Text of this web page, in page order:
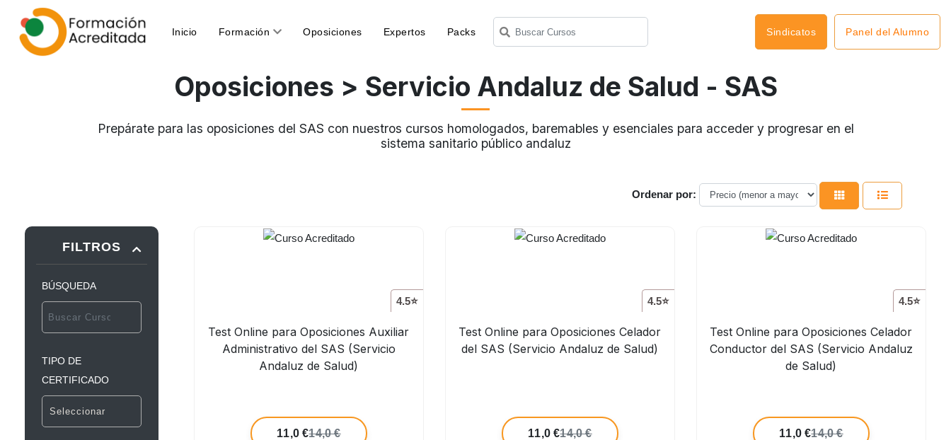
Inicio(current)Formación Oposiciones Expertos Packs Sindicatos Panel del Alumno
Oposiciones > Servicio Andaluz de Salud - SAS
Prepárate para las oposiciones del SAS con nuestros cursos homologados, baremables y esenciales para acceder y progresar en el
sistema sanitario público andaluz
Ordenar por:
FILTROS
BÚSQUEDA
TIPO DE
CERTIFICADO
4.5⭐
Test Online para Oposiciones Auxiliar
Administrativo del SAS (Servicio
Andaluz de Salud)
11,0 €14,0 €
4.5⭐
Test Online para Oposiciones Celador
del SAS (Servicio Andaluz de Salud)
11,0 €14,0 €
4.5⭐
Test Online para Oposiciones Celador
Conductor del SAS (Servicio Andaluz
de Salud)
11,0 €14,0 €